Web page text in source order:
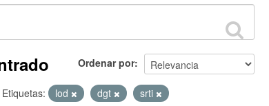
Ordenar por
Etiquetas: lod dgt srti